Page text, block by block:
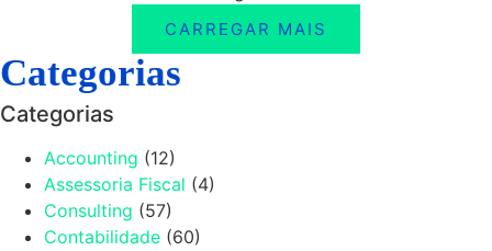
CARREGAR MAIS
Categorias
Categorias
Accounting (12)
Assessoria Fiscal (4)
Consulting (57)
Contabilidade (60)